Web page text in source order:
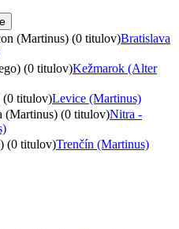
(Martinus) (0 titulov)Bratislava
(0 titulov)Kežmarok (Alter
(0 titulov)Levice (Martinus)
(Martinus) (0 titulov)Nitra -
(0 titulov)Trenčín (Martinus)